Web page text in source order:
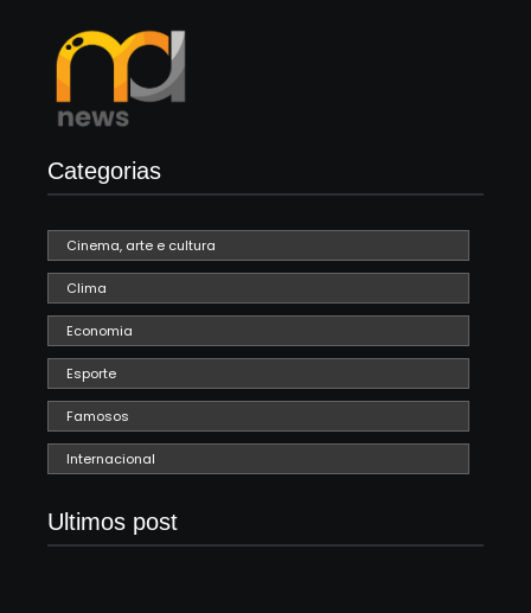
Categorias
Cinema, arte e cultura
Clima
Economia
Esporte
Famosos
Internacional
Ultimos post